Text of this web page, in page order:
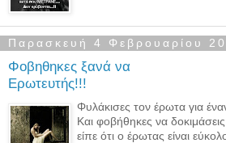
Παρασκευή 4 Φεβρουαρίου
Φοβηθηκες ξανά να
Ερωτευτής!!!
Φυλάκισες τον έρωτα για
Και φοβήθηκες να
είπε ότι ο έρωτας είναι